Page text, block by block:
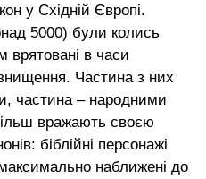
у Східній Європі.
5000) були колись
врятовані в часи
Частина з них
частина – народними
вражають своєю
біблійні персонажі
наближені до